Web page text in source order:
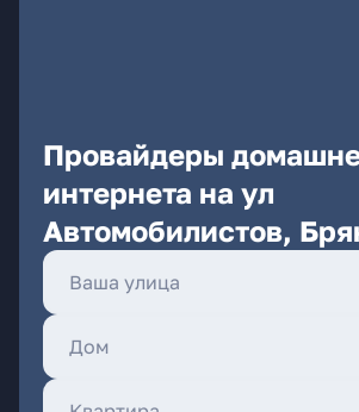
Провайдеры
интернета на ул
Автомобилистов,